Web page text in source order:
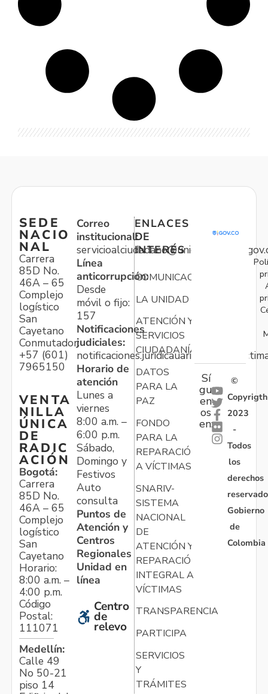
SEDE
NACIO
NAL
Carrera
85D No.
46A – 65
Complejo
logístico
San
Cayetano
Conmutador:
+57 (601)
7965150
VENTA
NILLA
ÚNICA
DE
RADIC
ACIÓN
Bogotá:
Carrera
85D No.
46A – 65
Complejo
logístico
San
Cayetano
Horario:
8:00 a.m. –
4:00 p.m.
Código
Postal:
111071
Medellín:
Calle 49
No 50-21
piso 14
Correo
institucional:
Línea
anticorrupción:
Desde
móvil o fijo:
157
Notificaciones
judiciales:
Horario de
atención
Lunes a
viernes
8:00 a.m. –
6:00 p.m.
Sábado,
Domingo y
Festivos
Auto
consulta
Puntos de
Atención y
Centros
Regionales
Unidad en
línea
Centro
de
relevo
ENLACES
DE
INTERÉS
COMUNICACIONES
LA UNIDAD
ATENCIÓN Y
SERVICIOS
CIUDADANÍA
DATOS
PARA LA
PAZ
FONDO
PARA LA
REPARACIÓN
A VÍCTIMAS
SNARIV-
SISTEMA
NACIONAL
DE
ATENCIÓN Y
REPARACIÓN
INTEGRAL A
VÍCTIMAS
TRANSPARENCIA
PARTICIPA
SERVICIOS
Y
TRÁMITES
Sí
gu
en
os
en:
©
Copyrigth
2023
-
Todos
los
derechos
Gobierno
de
Colombia